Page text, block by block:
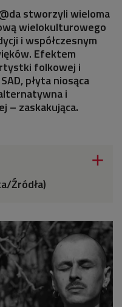
stworzyli wieloma
wielokulturowego
i współczesnym
Efektem
folkowej i
płyta niosąca
i
– zaskakująca.

Źródła)